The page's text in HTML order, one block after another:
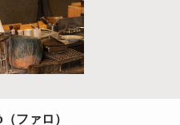
ファロ）